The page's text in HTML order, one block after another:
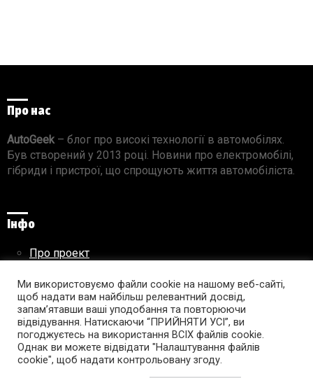
Про нас
AutoGeek– блог про високі технології в автомобілях.
Був створений у 2013 році. Новини про електромобілі,
гібриди і пристрої, що спрощують життя автомобіліста.
Інфо
Про проект
Правила використання матеріалів
Підпишись на AutoGeek!
facebooktwitter instagramyoutube tumblr linkedin
Ми використовуємо файли cookie на нашому веб-сайті,
щоб надати вам найбільш релевантний досвід,
запам’ятавши ваші уподобання та повторюючи
відвідування. Натискаючи “ПРИЙНЯТИ УСІ”, ви
погоджуєтесь на використання ВСІХ файлів cookie.
Однак ви можете відвідати "Налаштування файлів
cookie", щоб надати контрольовану згоду.